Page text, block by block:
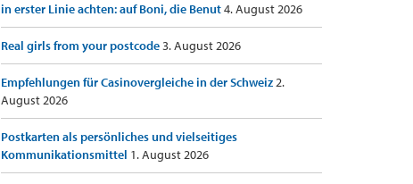
in erster Linie achten: auf Boni, die Benut4. August 2026
Real girls from your postcode3. August 2026
Empfehlungen für Casinovergleiche in der Schweiz2.
August 2026
Postkarten als persönliches und vielseitiges
Kommunikationsmittel 1. August 2026